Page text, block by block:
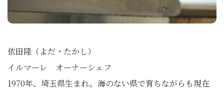
依田隆（よだ・たかし）
イルマーレ オーナーシェフ
1970年、埼玉県生まれ。海のない県で育ちながらも現在